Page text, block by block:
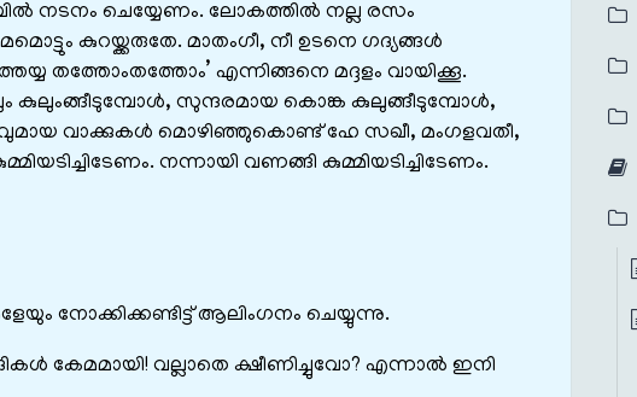
നടനം ചെയ്യേണം. ലോകത്തില്‍ നല്ല രസം
കുറയ്ക്കരുതേ. മാതംഗീ, നീ ഉടനെ ഗദ്യങ്ങള്‍
തത്തോംതത്തോം’ എന്നിങ്ങനെ മദ്ദളം വായിക്കൂ.
കുലുംങ്ങീടുമ്പോള്‍, സുന്ദരമായ കൊങ്ക കുലുങ്ങീടുമ്പോള്‍,
വാക്കുകള്‍ മൊഴിഞ്ഞുകൊണ്ട് ഹേ സഖീ, മംഗളവതീ,
നന്നായി വണങ്ങി കുമ്മിയടിച്ചിടേണം.
നോക്കിക്കണ്ടിട്ട് ആലിംഗനം ചെയ്യുന്നു.
കേമമായി! വല്ലാതെ ക്ഷീണിച്ചുവോ? എന്നാല്‍ ഇനി